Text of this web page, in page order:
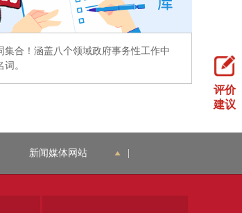
合！涵盖八个领域政府事务性工作中
。
评价
建议
新闻媒体网站